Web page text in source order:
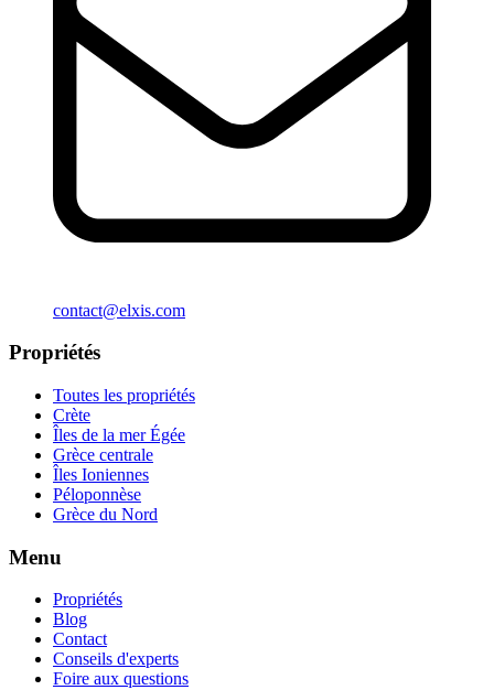
contact@elxis.com
Propriétés
Toutes les propriétés
Crète
Îles de la mer Égée
Grèce centrale
Îles Ioniennes
Péloponnèse
Grèce du Nord
Menu
Propriétés
Blog
Contact
Conseils d'experts
Foire aux questions